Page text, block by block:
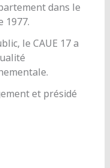
dans le
1977.
le CAUE 17 a
et présidé